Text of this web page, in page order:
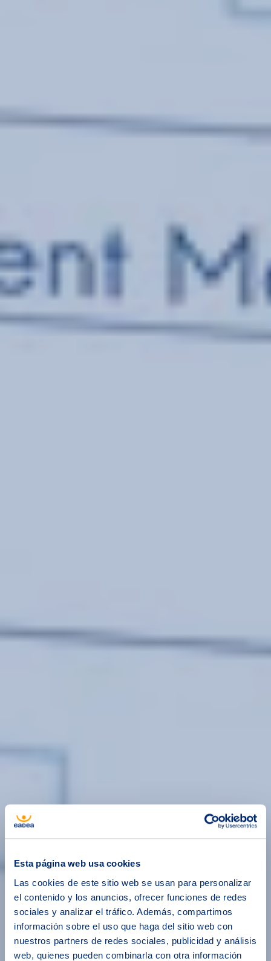
Esta página web usa cookies
Las cookies de este sitio web se usan para personalizar
el contenido y los anuncios, ofrecer funciones de redes
sociales y analizar el tráfico. Además, compartimos
información sobre el uso que haga del sitio web con
nuestros partners de redes sociales, publicidad y análisis
web, quienes pueden combinarla con otra información